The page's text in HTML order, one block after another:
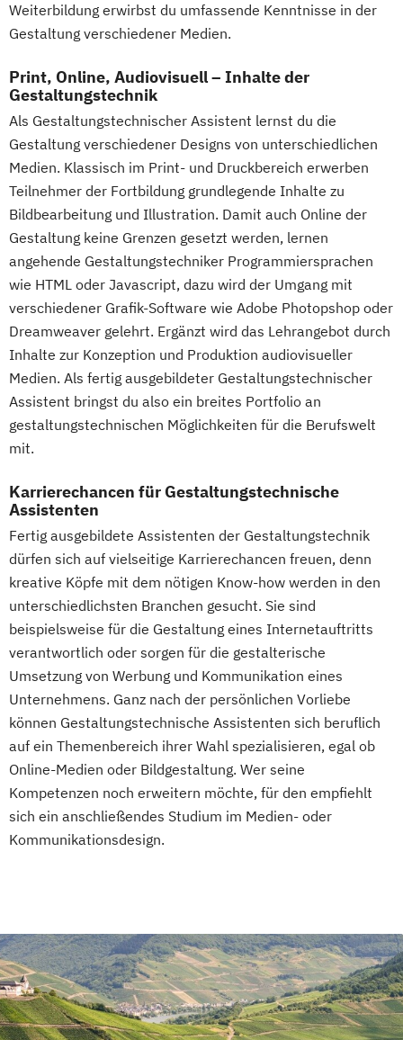
Weiterbildung erwirbst du umfassende Kenntnisse in der
Gestaltung verschiedener Medien.
Print, Online, Audiovisuell – Inhalte der
Gestaltungstechnik
Als Gestaltungstechnischer Assistent lernst du die
Gestaltung verschiedener Designs von unterschiedlichen
Medien. Klassisch im Print- und Druckbereich erwerben
Teilnehmer der Fortbildung grundlegende Inhalte zu
Bildbearbeitung und Illustration. Damit auch Online der
Gestaltung keine Grenzen gesetzt werden, lernen
angehende Gestaltungstechniker Programmiersprachen
wie HTML oder Javascript, dazu wird der Umgang mit
verschiedener Grafik-Software wie Adobe Photopshop oder
Dreamweaver gelehrt. Ergänzt wird das Lehrangebot durch
Inhalte zur Konzeption und Produktion audiovisueller
Medien. Als fertig ausgebildeter Gestaltungstechnischer
Assistent bringst du also ein breites Portfolio an
gestaltungstechnischen Möglichkeiten für die Berufswelt
mit.
Karrierechancen für Gestaltungstechnische
Assistenten
Fertig ausgebildete Assistenten der Gestaltungstechnik
dürfen sich auf vielseitige Karrierechancen freuen, denn
kreative Köpfe mit dem nötigen Know-how werden in den
unterschiedlichsten Branchen gesucht. Sie sind
beispielsweise für die Gestaltung eines Internetauftritts
verantwortlich oder sorgen für die gestalterische
Umsetzung von Werbung und Kommunikation eines
Unternehmens. Ganz nach der persönlichen Vorliebe
können Gestaltungstechnische Assistenten sich beruflich
auf ein Themenbereich ihrer Wahl spezialisieren, egal ob
Online-Medien oder Bildgestaltung. Wer seine
Kompetenzen noch erweitern möchte, für den empfiehlt
sich ein anschließendes Studium im Medien- oder
Kommunikationsdesign.